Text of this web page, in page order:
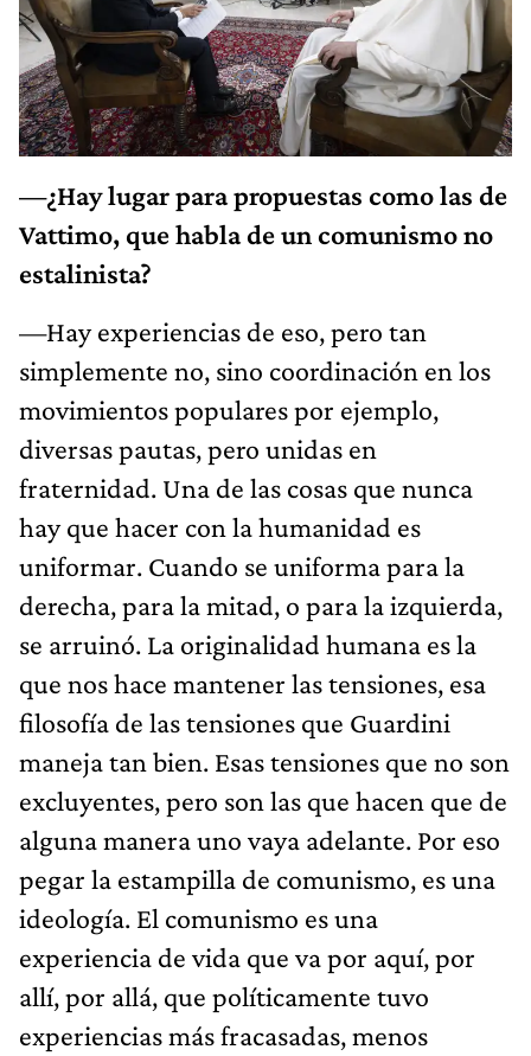
—¿Hay lugar para propuestas como las de
Vattimo, que habla de un comunismo no
estalinista?
—Hay experiencias de eso, pero tan
simplemente no, sino coordinación en los
movimientos populares por ejemplo,
diversas pautas, pero unidas en
fraternidad. Una de las cosas que nunca
hay que hacer con la humanidad es
uniformar. Cuando se uniforma para la
derecha, para la mitad, o para la izquierda,
se arruinó. La originalidad humana es la
que nos hace mantener las tensiones, esa
filosofía de las tensiones que Guardini
maneja tan bien. Esas tensiones que no son
excluyentes, pero son las que hacen que de
alguna manera uno vaya adelante. Por eso
pegar la estampilla de comunismo, es una
ideología. El comunismo es una
experiencia de vida que va por aquí, por
allí, por allá, que políticamente tuvo
experiencias más fracasadas, menos